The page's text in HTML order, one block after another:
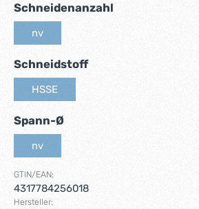
Schneidenanzahl
nv
Schneidstoffauswählen
HSSE
Spann-Ø
nv
GTIN/EAN:
4317784256018
Hersteller: